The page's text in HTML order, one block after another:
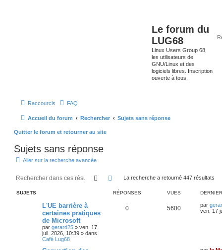
Le forum du
LUG68
Linux Users Group 68,
les utilisateurs de
GNU/Linux et des
logiciels libres. Inscription
ouverte à tous.
Raccourcis FAQ
Accueil du forum Rechercher Sujets sans réponse
Quitter le forum et retourner au site
Sujets sans réponse
Aller sur la recherche avancée
RechercherRecherche avancée
La recherche a retourné 447 résultats
SUJETS RÉPONSES VUES
L'UE barrière à
certaines pratiques
de Microsoft
par gerard25 » ven. 17
juil. 2026, 10:39 » dans
Café Lug68
0 5600 par
ven. 17